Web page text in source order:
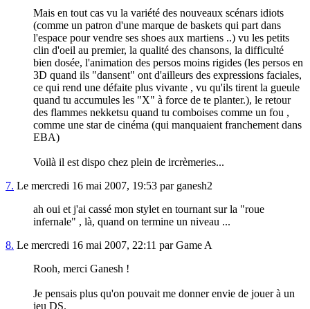
Mais en tout cas vu la variété des nouveaux scénars idiots
(comme un patron d'une marque de baskets qui part dans
l'espace pour vendre ses shoes aux martiens ..) vu les petits
clin d'oeil au premier, la qualité des chansons, la difficulté
bien dosée, l'animation des persos moins rigides (les persos en
3D quand ils "dansent" ont d'ailleurs des expressions faciales,
ce qui rend une défaite plus vivante , vu qu'ils tirent la gueule
quand tu accumules les "X" à force de te planter.), le retour
des flammes nekketsu quand tu comboises comme un fou ,
comme une star de cinéma (qui manquaient franchement dans
EBA)
Voilà il est dispo chez plein de ircrèmeries...
7. Le mercredi 16 mai 2007, 19:53 par ganesh2
ah oui et j'ai cassé mon stylet en tournant sur la "roue
infernale" , là, quand on termine un niveau ...
8. Le mercredi 16 mai 2007, 22:11 par Game A
Rooh, merci Ganesh !
Je pensais plus qu'on pouvait me donner envie de jouer à un
jeu DS.